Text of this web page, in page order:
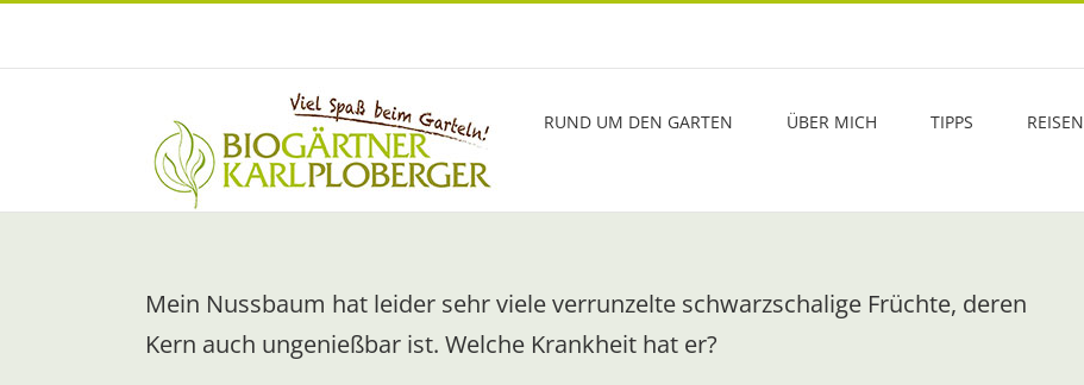
Zum
RUND UM DEN GARTEN ÜBER MICH TIPPS REISEN
Mein Nussbaum hat leider sehr viele verrunzelte schwarzschalige Früchte, deren
Kern auch ungenießbar ist. Welche Krankheit hat er?